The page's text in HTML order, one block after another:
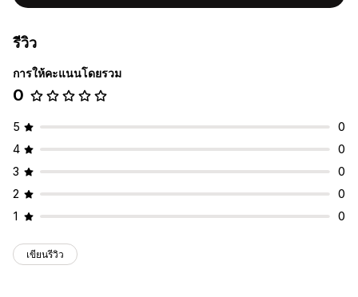
รีวิว
การให้คะแนนโดยรวม
0
5
0
4
0
3
0
2
0
1
0
เขียนรีวิว